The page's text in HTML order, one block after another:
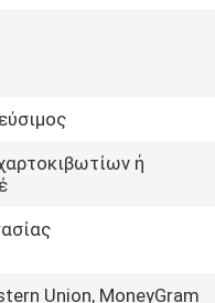
ή
Union, MoneyGram